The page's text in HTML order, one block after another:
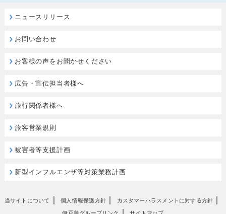
ニュースリリース
お問い合わせ
お客様の声をお聞かせください
広告・宣伝担当者様へ
旅行関係者様へ
旅客営業規則
被害者等支援計画
新型インフルエンザ等対策業務計画
当サイトについて 個人情報保護方針｜ カスタマーハラスメントに対する方針